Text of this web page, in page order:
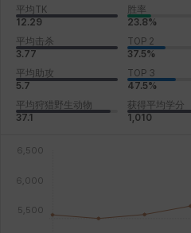
平均TK
12.29
胜率
23.8%
平均击杀
3.77
TOP 2
37.5%
平均助攻
5.7
TOP 3
47.5%
平均狩猎野生动物
37.1
获得平均学分
1,010